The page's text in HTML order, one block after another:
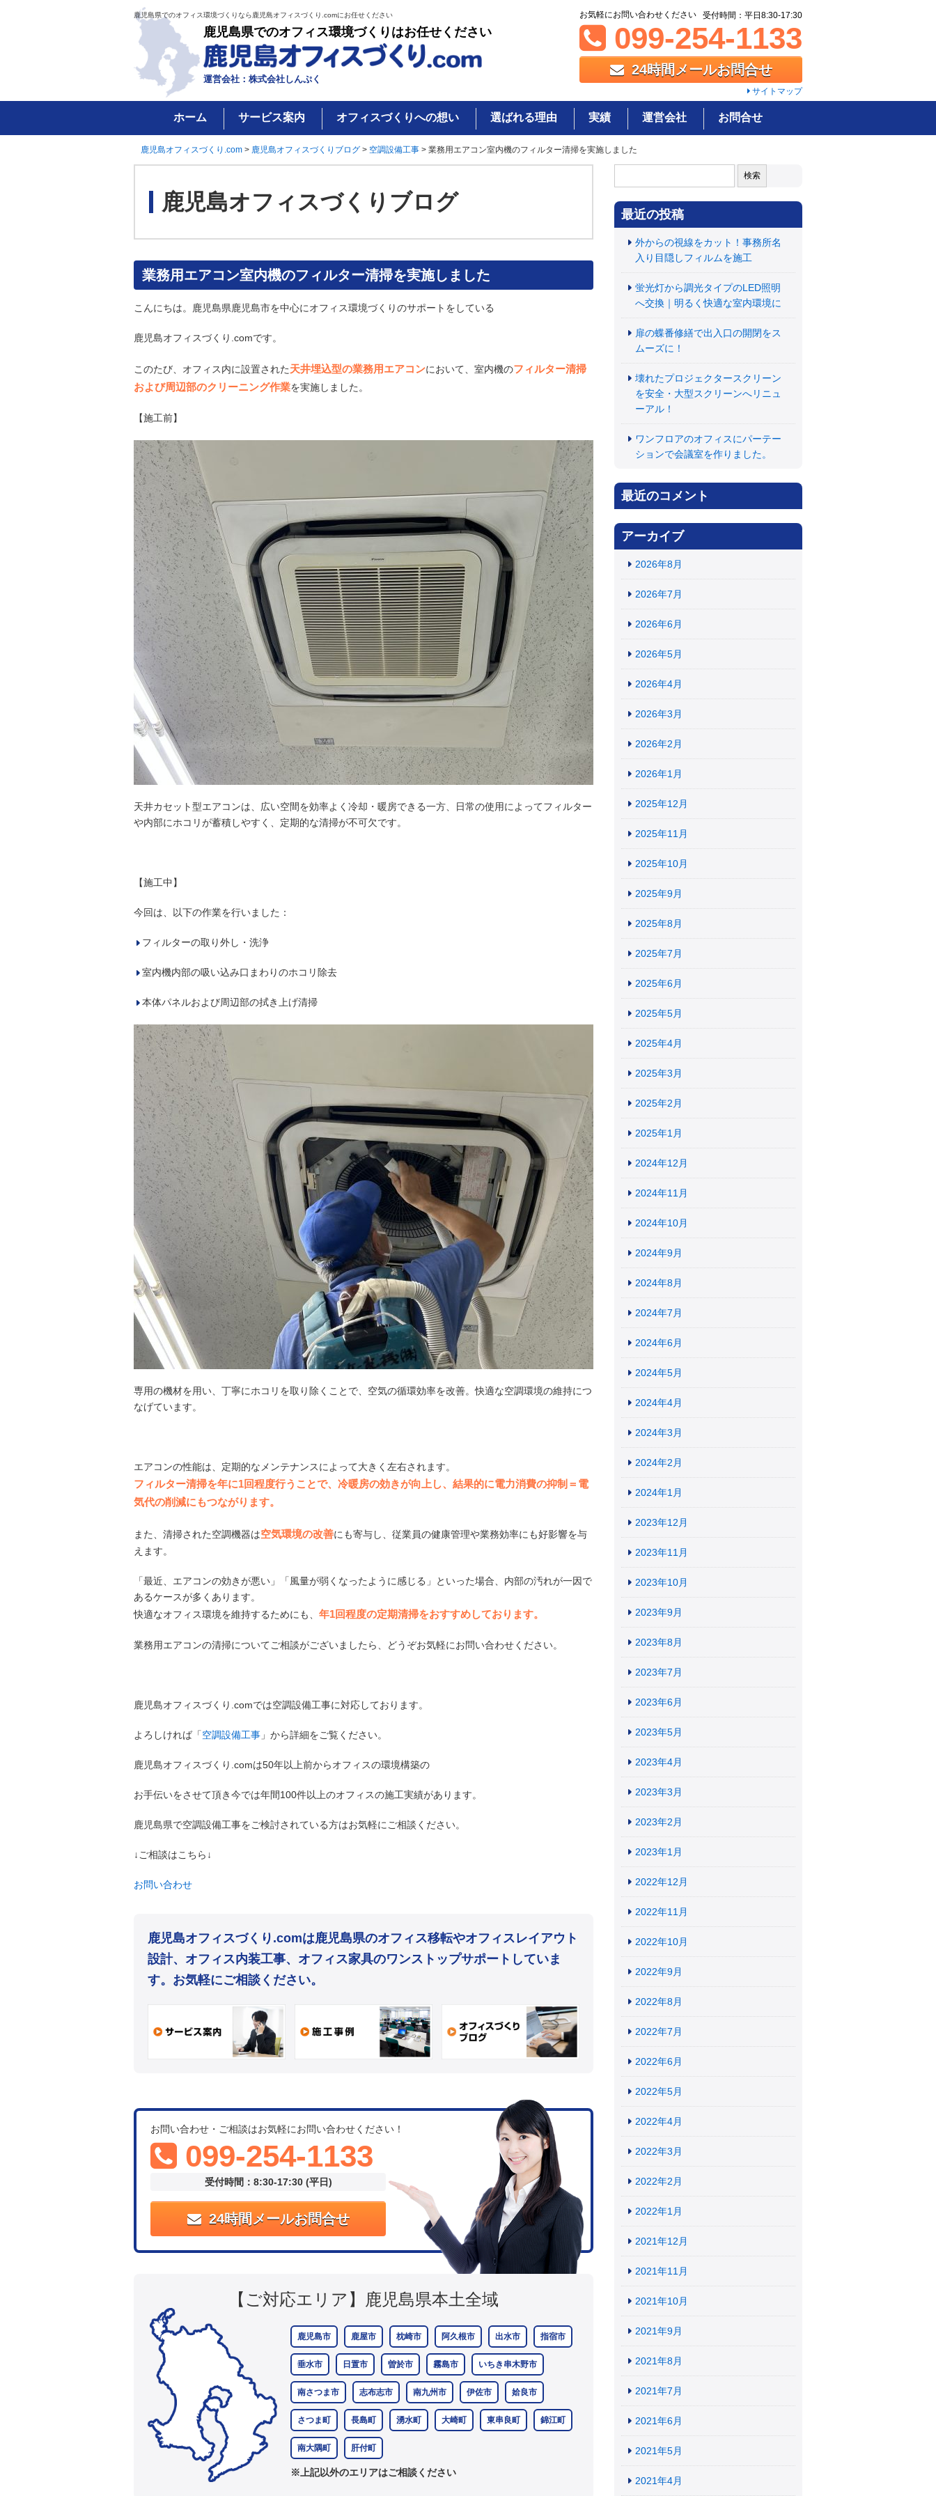
鹿児島県でのオフィス環境づくりなら鹿児島オフィスづくり.comにお任せください
鹿児島県でのオフィス環境づくりはお任せください
運営会社：株式会社しんぷく
お気軽にお問い合わせください
099-254-1133
受付時間：平日8:30-17:30
24時間メールお問合せ
サイトマップ
ホーム サービス案内 オフィスづくりへの想い 選ばれる理由 実績 運営会社 お問合せ
鹿児島オフィスづくり.com > 鹿児島オフィスづくりブログ > 空調設備工事 > 業務用エアコン室内機のフィルター清掃を実施しました
鹿児島オフィスづくりブログ
業務用エアコン室内機のフィルター清掃を実施しました
こんにちは。鹿児島県鹿児島市を中心にオフィス環境づくりのサポートをしている
鹿児島オフィスづくり.comです。
このたび、オフィス内に設置された天井埋込型の業務用エアコンにおいて、室内機のフィルター清掃
および周辺部のクリーニング作業を実施しました。
【施工前】
天井カセット型エアコンは、広い空間を効率よく冷却・暖房できる一方、日常の使用によってフィルター
や内部にホコリが蓄積しやすく、定期的な清掃が不可欠です。
【施工中】
今回は、以下の作業を行いました：
フィルターの取り外し・洗浄
室内機内部の吸い込み口まわりのホコリ除去
本体パネルおよび周辺部の拭き上げ清掃
専用の機材を用い、丁寧にホコリを取り除くことで、空気の循環効率を改善。快適な空調環境の維持につ
なげています。
エアコンの性能は、定期的なメンテナンスによって大きく左右されます。
フィルター清掃を年に1回程度行うことで、冷暖房の効きが向上し、結果的に電力消費の抑制＝電
気代の削減にもつながります。
また、清掃された空調機器は空気環境の改善にも寄与し、従業員の健康管理や業務効率にも好影響を与
えます。
「最近、エアコンの効きが悪い」「風量が弱くなったように感じる」といった場合、内部の汚れが一因で
あるケースが多くあります。
快適なオフィス環境を維持するためにも、 年1回程度の定期清掃をおすすめしております。
業務用エアコンの清掃についてご相談がございましたら、どうぞお気軽にお問い合わせください。
鹿児島オフィスづくり.comでは空調設備工事に対応しております。
よろしければ「空調設備工事 」から詳細をご覧ください。
鹿児島オフィスづくり.comは50年以上前からオフィスの環境構築の
お手伝いをさせて頂き今では年間100件以上のオフィスの施工実績があります。
鹿児島県で空調設備工事をご検討されている方はお気軽にご相談ください。
↓ご相談はこちら↓
お問い合わせ
鹿児島オフィスづくり.comは鹿児島県のオフィス移転やオフィスレイアウト
設計、オフィス内装工事、オフィス家具のワンストップサポートしていま
す。お気軽にご相談ください。
お問い合わせ・ご相談はお気軽にお問い合わせください！
099-254-1133
受付時間：8:30-17:30 (平日)
24時間メールお問合せ
【ご対応エリア】 鹿児島県本土全域
鹿児島市 鹿屋市 枕崎市 阿久根市 出水市 指宿市
垂水市 日置市 曽於市 霧島市 いちき串木野市
南さつま市 志布志市 南九州市 伊佐市 姶良市
さつま町 長島町 湧水町 大崎町 東串良町 錦江町
南大隅町 肝付町
※上記以外のエリアはご相談ください
索:
最近の投稿
外からの視線をカット！事務所名
入り目隠しフィルムを施工
蛍光灯から調光タイプのLED照明
へ交換｜明るく快適な室内環境に
扉の蝶番修繕で出入口の開閉をス
ムーズに！
壊れたプロジェクタースクリーン
を安全・大型スクリーンへリニュ
ーアル！
ワンフロアのオフィスにパーテー
ションで会議室を作りました。
最近のコメント
アーカイブ
2026年8月
2026年7月
2026年6月
2026年5月
2026年4月
2026年3月
2026年2月
2026年1月
2025年12月
2025年11月
2025年10月
2025年9月
2025年8月
2025年7月
2025年6月
2025年5月
2025年4月
2025年3月
2025年2月
2025年1月
2024年12月
2024年11月
2024年10月
2024年9月
2024年8月
2024年7月
2024年6月
2024年5月
2024年4月
2024年3月
2024年2月
2024年1月
2023年12月
2023年11月
2023年10月
2023年9月
2023年8月
2023年7月
2023年6月
2023年5月
2023年4月
2023年3月
2023年2月
2023年1月
2022年12月
2022年11月
2022年10月
2022年9月
2022年8月
2022年7月
2022年6月
2022年5月
2022年4月
2022年3月
2022年2月
2022年1月
2021年12月
2021年11月
2021年10月
2021年9月
2021年8月
2021年7月
2021年6月
2021年5月
2021年4月